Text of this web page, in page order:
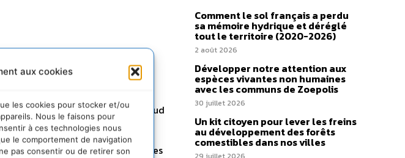
aux cookies
les cookies pour stocker et/ou
Nous le faisons pour
à ces technologies nous
le comportement de navigation
pas consentir ou de retirer son
le monde
pas fait entre l’hémisphère Sud
ces mêmes ONG, en
ou de déforestation, jettent
cela, sont considéré comme des
Comment le sol français a perdu
sa mémoire hydrique et déréglé
tout le territoire (2020-2026)
2 août 2026
Développer notre attention aux
espèces vivantes non humaines
avec les communs de Zoepolis
30 juillet 2026
Un kit citoyen pour lever les freins
au développement des forêts
comestibles dans nos villes